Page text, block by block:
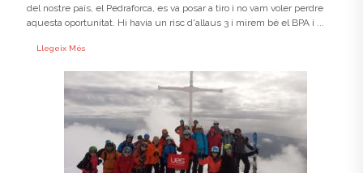
del nostre país, el Pedraforca, es va posar a tiro i no vam voler perdre
aquesta oportunitat. Hi havia un risc d'allaus 3 i mirem bé el BPA i ...
Llegeix Més